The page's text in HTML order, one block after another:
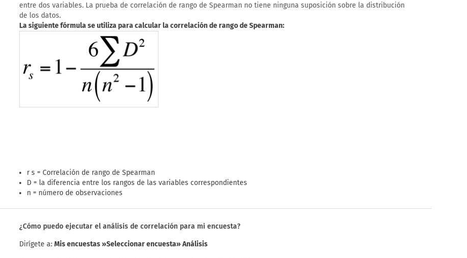
entre dos variables. La prueba de correlación de rango de Spearman no tiene ninguna suposición sobre la distribución
de los datos.
La siguiente fórmula se utiliza para calcular la correlación de rango de Spearman:
r s = Correlación de rango de Spearman
D = la diferencia entre los rangos de las variables correspondientes
n = número de observaciones
¿Cómo puedo ejecutar el análisis de correlación para mi encuesta?
Dirígete a: Mis encuestas »Seleccionar encuesta» Análisis